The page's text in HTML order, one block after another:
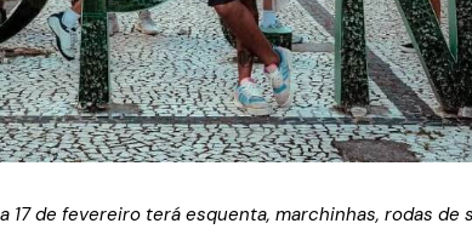
17 de fevereiro terá esquenta, marchinhas, rodas de